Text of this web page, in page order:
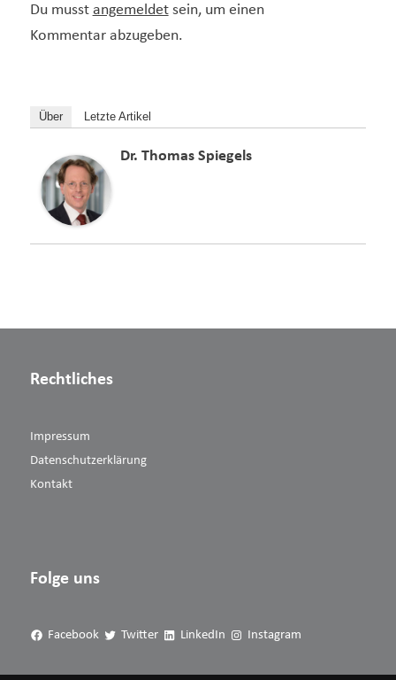
Du musst angemeldetsein, um einen
Kommentar abzugeben.
Über Letzte Artikel
Dr. Thomas Spiegels
Rechtliches
Impressum
Datenschutzerklärung
Kontakt
Folge uns
Facebook Twitter LinkedIn Instagram